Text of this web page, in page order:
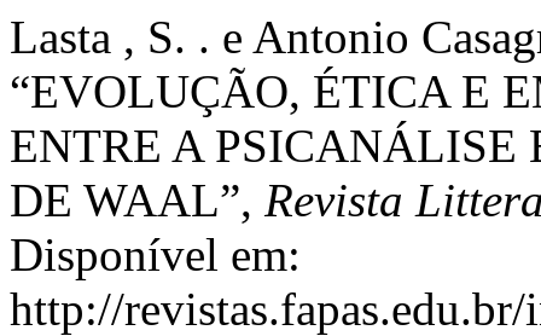
Lasta , S. . e Antonio
“EVOLUÇÃO, ÉTICA E
ENTRE A PSICANÁLISE
DE WAAL”, Revista
Disponível em:
http://